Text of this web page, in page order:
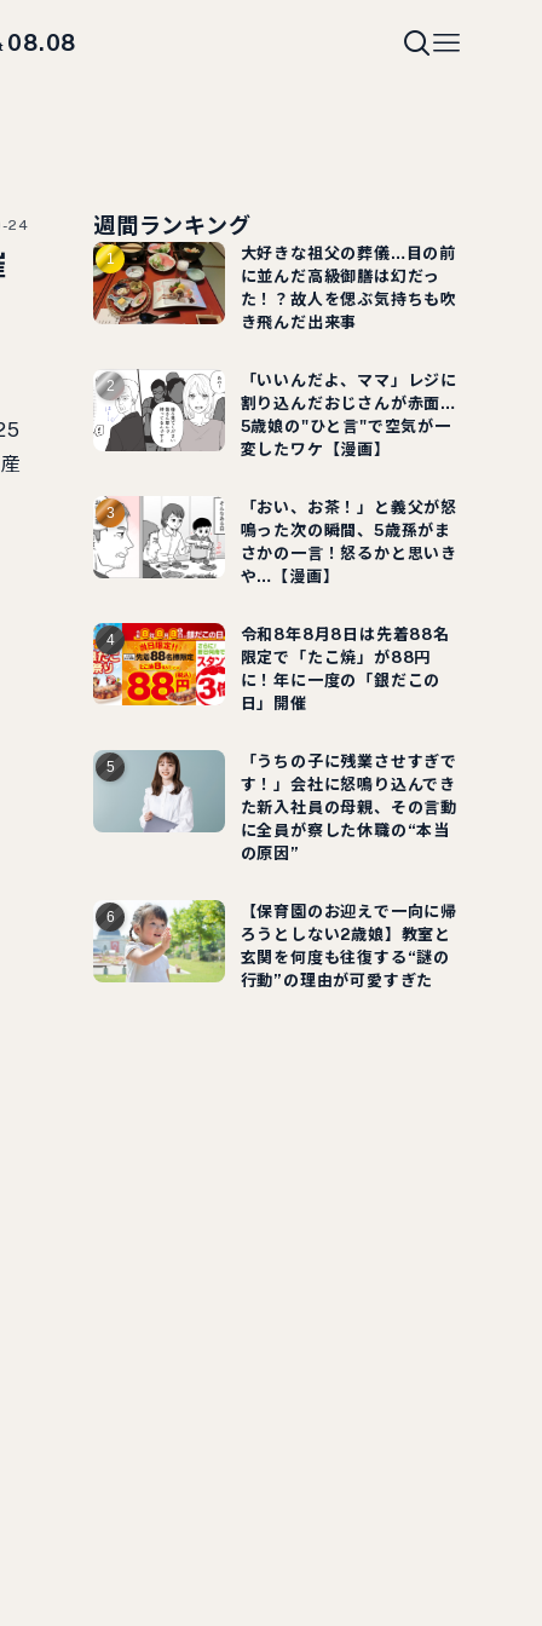
08.08
24 週間ランキング
大好きな祖父の葬儀…目の前
に並んだ高級御膳は幻だっ
た！？故人を偲ぶ気持ちも吹
き飛んだ出来事
「いいんだよ、ママ」レジに
割り込んだおじさんが赤面…
5歳娘の"ひと言"で空気が一
変したワケ【漫画】
「おい、お茶！」と義父が怒
鳴った次の瞬間、5歳孫がま
さかの一言！怒るかと思いき
や…【漫画】
令和8年8月8日は先着88名
限定で「たこ焼」が88円
に！年に一度の「銀だこの
日」開催
「うちの子に残業させすぎで
す！」会社に怒鳴り込んでき
た新入社員の母親、その言動
に全員が察した休職の“本当
の原因”
【保育園のお迎えで一向に帰
ろうとしない2歳娘】教室と
玄関を何度も往復する“謎の
行動”の理由が可愛すぎた